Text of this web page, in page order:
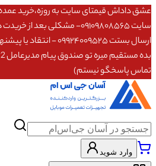
عشق داداش قیمتای سایت به روزه،خرید
ارسال بستت
تماس پاسخگو نیستم)
وارد شوید